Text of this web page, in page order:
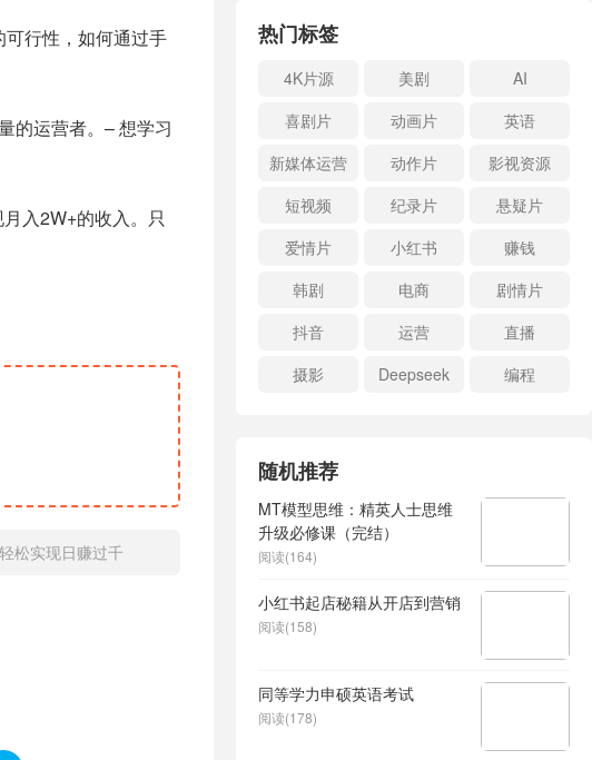
行性，如何通过手
的运营者。– 想学习
入2W+的收入。只
松实现日赚过千
热门标签
4K片源 美剧
AI
喜剧片
动画片
英语
新媒体运营
动作片
影视资源
短视频
纪录片
悬疑片
爱情片
小红书
赚钱
韩剧
电商
剧情片
抖音
运营
直播
摄影
Deepseek 编程
随机推荐
MT模型思维：精英人士思维
升级必修课（完结）
阅读(164)
小红书起店秘籍从开店到营销
阅读(158)
同等学力申硕英语考试
阅读(178)